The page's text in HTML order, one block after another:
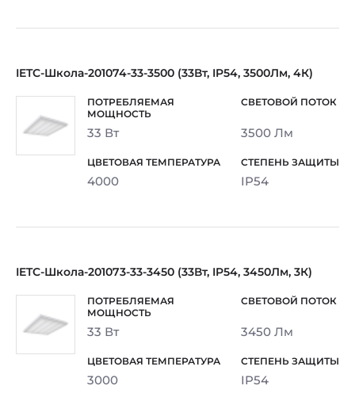
IETC-Школа-201074-33-3500 (33Вт, IP54, 3500Лм, 4К)
33 Вт 3500 Лм
4000 IP54
IETC-Школа-201073-33-3450 (33Вт, IP54, 3450Лм, 3К)
33 Вт 3450 Лм
3000 IP54